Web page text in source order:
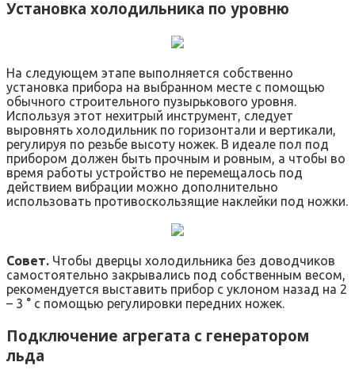
Установка холодильника по уровню
На следующем этапе выполняется собственно
установка прибора на выбранном месте с помощью
обычного строительного пузырькового уровня.
Используя этот нехитрый инструмент, следует
выровнять холодильник по горизонтали и вертикали,
регулируя по резьбе высоту ножек. В идеале пол под
прибором должен быть прочным и ровным, а чтобы во
время работы устройство не перемещалось под
действием вибрации можно дополнительно
использовать противоскользящие наклейки под ножки.
Совет. Чтобы дверцы холодильника без доводчиков
самостоятельно закрывались под собственным весом,
рекомендуется выставить прибор с уклоном назад на 2
– 3 ° с помощью регулировки передних ножек.
Подключение агрегата с генератором
льда